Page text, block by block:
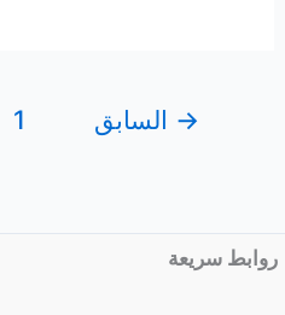
البكيني؟→ السابق 1
روابط سريعة